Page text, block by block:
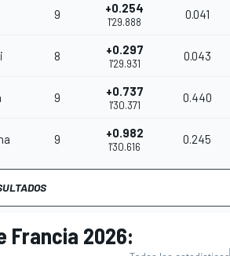
9 +0.254
1'29.888
0.041
8 +0.297
1'29.931
0.043
9 +0.737
1'30.371
0.440
9 +0.982
1'30.616
0.245
Francia 2026: